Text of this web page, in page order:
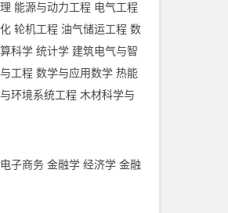
能源与动力工程 电气工程
轮机工程 油气储运工程 数
科学 统计学 建筑电气与智
工程 数学与应用数学 热能
环境系统工程 木材科学与
电子商务 金融学 经济学 金融